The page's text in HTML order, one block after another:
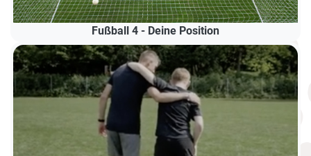
Fußball 4 - Deine Position